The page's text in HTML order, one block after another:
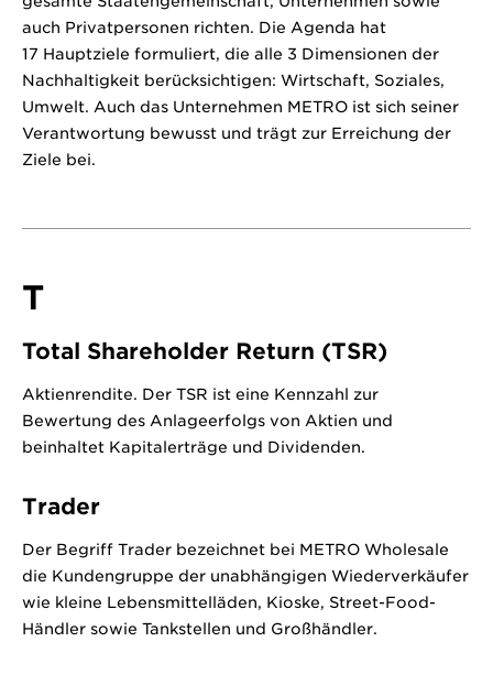
auch Privatpersonen richten. Die Agenda hat
17 Hauptziele formuliert, die alle 3 Dimensionen der
Nachhaltigkeit berücksichtigen: Wirtschaft, Soziales,
Umwelt. Auch das Unternehmen METRO ist sich seiner
Verantwortung bewusst und trägt zur Erreichung der
Ziele bei.
T
Total Shareholder Return (TSR)
Aktienrendite. Der TSR ist eine Kennzahl zur
Bewertung des Anlageerfolgs von Aktien und
beinhaltet Kapitalerträge und Dividenden.
Trader
Der Begriff Trader bezeichnet bei METRO Wholesale
die Kundengruppe der unabhängigen Wiederverkäufer
wie kleine Lebensmittelläden, Kioske, Street-Food-
Händler sowie Tankstellen und Großhändler.